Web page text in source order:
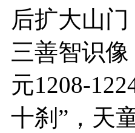
后扩大山
三善智识
元1208-
十刹”，天